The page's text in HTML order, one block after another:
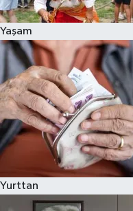
Yaşam
Yurttan